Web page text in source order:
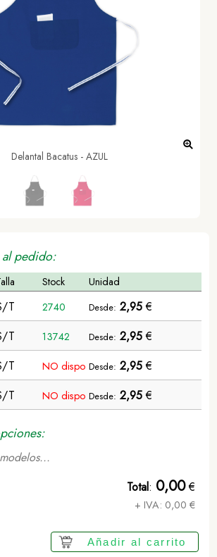
Delantal Bacatus - AZUL
pedido:
Stock Unidad
T 2740 Desde: 2,95€
T 13742 Desde: 2,95€
T NO dispo Desde: 2,95€
T NO dispo Desde: 2,95€
Total: 0,00€
+ IVA: 0,00 €
Añadir al carrito